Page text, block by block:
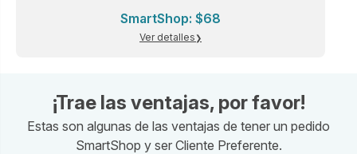
SmartShop: $68
Ver detalles
¡Trae las ventajas, por favor!
Estas son algunas de las ventajas de tener un pedido
SmartShop y ser Cliente Preferente.